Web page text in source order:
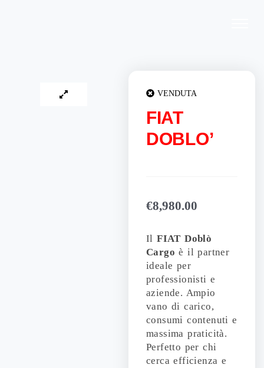
VENDUTA
FIAT
DOBLO’
€8,980.00
IlFIAT Doblò
Cargo è il partner
ideale per
professionisti e
aziende. Ampio
vano di carico,
consumi contenuti e
massima praticità.
Perfetto per chi
cerca efficienza e